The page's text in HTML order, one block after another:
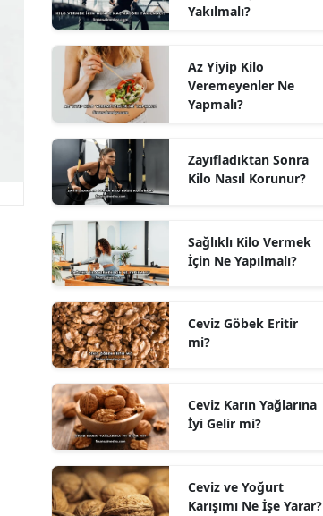
Yakılmalı?
Az Yiyip Kilo
Veremeyenler Ne
Yapmalı?
Zayıfladıktan Sonra
Kilo Nasıl Korunur?
Sağlıklı Kilo Vermek
İçin Ne Yapılmalı?
Ceviz Göbek Eritir
mi?
Ceviz Karın Yağlarına
İyi Gelir mi?
Ceviz ve Yoğurt
Karışımı Ne İşe Yarar?